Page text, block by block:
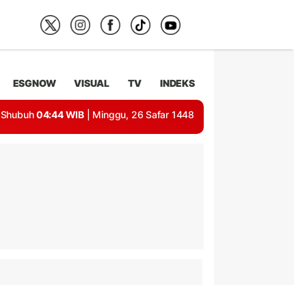
ESGNOW VISUAL TV INDEKS
Shubuh 04:44 WIB | Minggu, 26 Safar 1448